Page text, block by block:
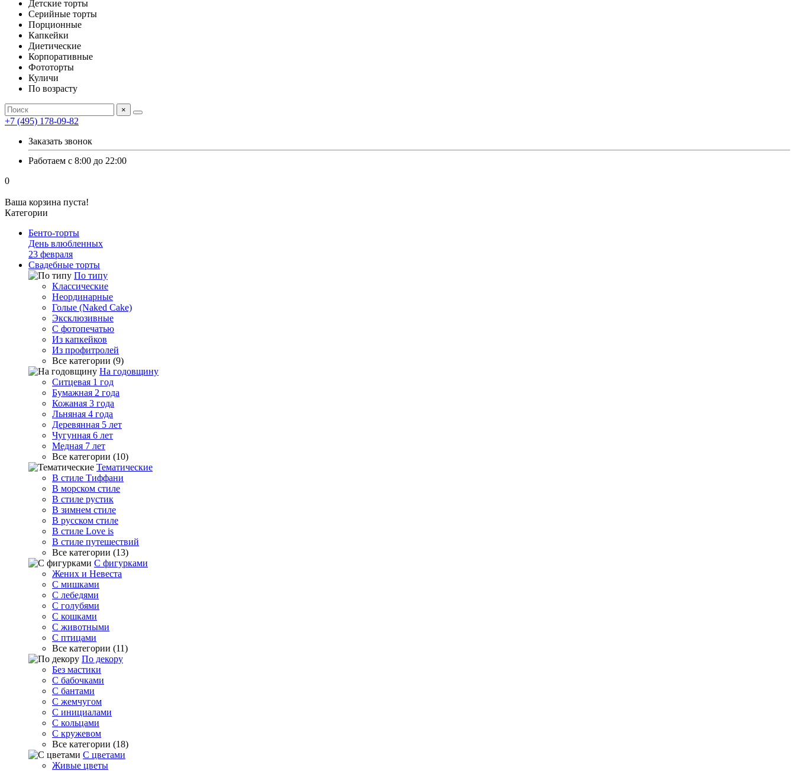
Детские торты
Серийные торты
Порционные
Капкейки
Диетические
Корпоративные
Фототорты
Куличи
По возрасту
×
+7 (495) 178-09-82
Заказать звонок
Работаем с 8:00 до 22:00
0
Ваша корзина пуста!
Категории
Бенто-торты
День влюбленных
23 февраля
Свадебные торты
По типу
Классические
Неординарные
Голые (Naked Cake)
Эксклюзивные
С фотопечатью
Из капкейков
Из профитролей
Все категории (9)
На годовщину
Ситцевая 1 год
Бумажная 2 года
Кожаная 3 года
Льняная 4 года
Деревянная 5 лет
Чугунная 6 лет
Медная 7 лет
Все категории (10)
Тематические
В стиле Тиффани
В морском стиле
В стиле рустик
В зимнем стиле
В русском стиле
В стиле Love is
В стиле путешествий
Все категории (13)
С фигурками
Жених и Невеста
С мишками
С лебедями
С голубями
С кошками
С животными
С птицами
Все категории (11)
По декору
Без мастики
С бабочками
С бантами
С жемчугом
С инициалами
С кольцами
С кружевом
Все категории (18)
С цветами
Живые цветы